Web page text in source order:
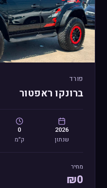
פורד
ברונקו ראפטור
2026
שנתון
0
ק״מ
מחיר
₪0